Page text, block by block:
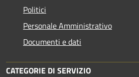
Politici
Personale Amministrativo
Documenti e dati
CATEGORIE DI SERVIZIO